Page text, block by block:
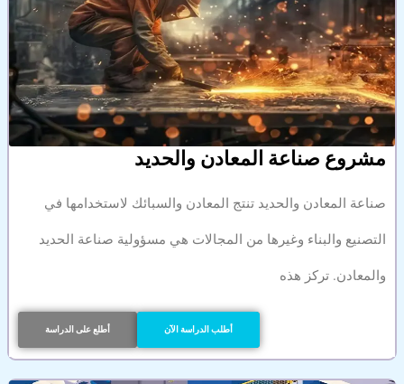
مشروع صناعة المعادن والحديد
صناعة المعادن والحديد تنتج المعادن والسبائك لاستخدامها في
التصنيع والبناء وغيرها من المجالات هي مسؤولية صناعة الحديد
والمعادن. تركز هذه
أطلع على الدراسة أطلب الدراسة الآن